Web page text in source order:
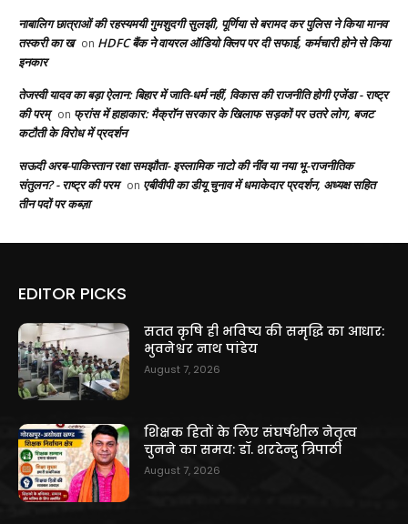
नाबालिग छात्राओं की रहस्यमयी गुमशुदगी सुलझी, पूर्णिया से बरामद कर पुलिस ने किया मानव
तस्करी का ख on HDFC बैंक ने वायरल ऑडियो क्लिप पर दी सफाई, कर्मचारी होने से किया
इनकार
तेजस्वी यादव का बड़ा ऐलान: बिहार में जाति-धर्म नहीं, विकास की राजनीति होगी एजेंडा - राष्ट्र
की परम् on फ्रांस में हाहाकार: मैक्रॉन सरकार के खिलाफ सड़कों पर उतरे लोग, बजट
कटौती के विरोध में प्रदर्शन
सऊदी अरब-पाकिस्तान रक्षा समझौता- इस्लामिक नाटो की नींव या नया भू-राजनीतिक
संतुलन? - राष्ट्र की परम on एबीवीपी का डीयू चुनाव में धमाकेदार प्रदर्शन, अध्यक्ष सहित
तीन पदों पर कब्ज़ा
EDITOR PICKS
सतत कृषि ही भविष्य की समृद्धि का आधार:
भुवनेश्वर नाथ पांडेय
August 7, 2026
शिक्षक हितों के लिए संघर्षशील नेतृत्व
चुनने का समय: डॉ. शरदेन्दु त्रिपाठी
August 7, 2026